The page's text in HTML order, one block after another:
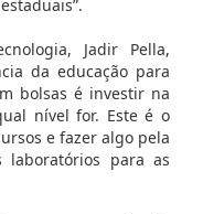
Jadir Pella,
da educação para
bolsas é investir na
nível for. Este é o
e fazer algo pela
laboratórios para as